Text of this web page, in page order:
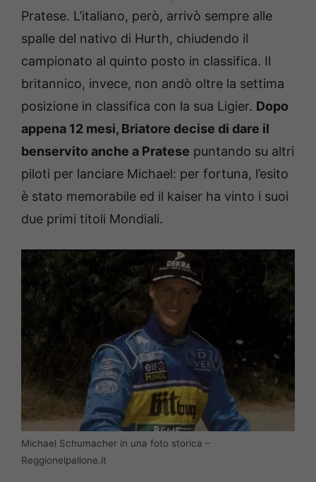
Pratese. L’italiano, però, arrivò sempre alle
spalle del nativo di Hurth, chiudendo il
campionato al quinto posto in classifica. Il
britannico, invece, non andò oltre la settima
posizione in classifica con la sua Ligier. Dopo
appena 12 mesi, Briatore decise di dare il
benservito anche a Pratese puntando su altri
piloti per lanciare Michael: per fortuna, l’esito
è stato memorabile ed il kaiser ha vinto i suoi
due primi titoli Mondiali.
Michael Schumacher in una foto storica –
Reggionelpallone.it